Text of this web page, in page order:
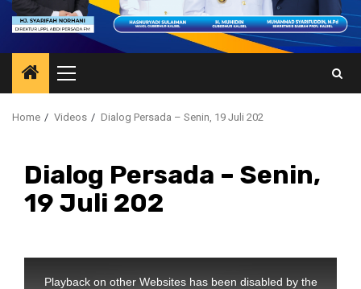
Primary
Menu
Home Videos Dialog Persada – Senin, 19 Juli 202
Dialog Persada – Senin,
19 Juli 202